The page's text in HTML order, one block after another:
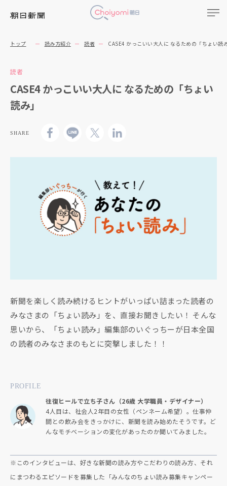
トップ 読み方紹介 読者 CASE4 かっこいい大人に なるための「ちょい読
読者
CASE4 かっこいい大人に なるための「ちょい
読み」
SHARE
新聞を楽しく読み続けるヒントがいっぱい詰まった読者の
みなさまの「ちょい読み」を、直接お聞きしたい！ そんな
思いから、「ちょい読み」編集部のいぐっちーが日本全国
の読者のみなさまのもとに突撃しました！！
PROFILE
往復ヒールで立ち子さん（26歳 大学職員・デザイナー）
4人目は、社会人2年目の女性（ペンネーム希望）。仕事仲
間との飲み会をきっかけに、新聞を読み始めたそうです。ど
んなモチベーションの変化があったのか聞いてみました。
※このインタビューは、好きな新聞の読み方やこだわりの読み方、それ
にまつわるエピソードを募集した「みんなのちょい読み募集キャンペー